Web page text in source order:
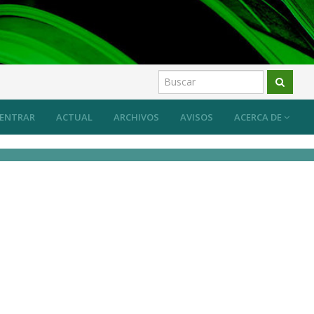
ACTUAL ARCHIVOS AVISOS ACERCA DE
ENTRAR
desde las prácticas artísticas? Artículos